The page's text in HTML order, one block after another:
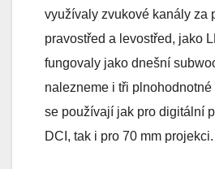
využívaly zvukové kanály za
pravostřed a levostřed, jako
fungovaly jako dnešní
nalezneme i tři
se používají jak pro digitální
DCI, tak i pro 70 mm projekci.